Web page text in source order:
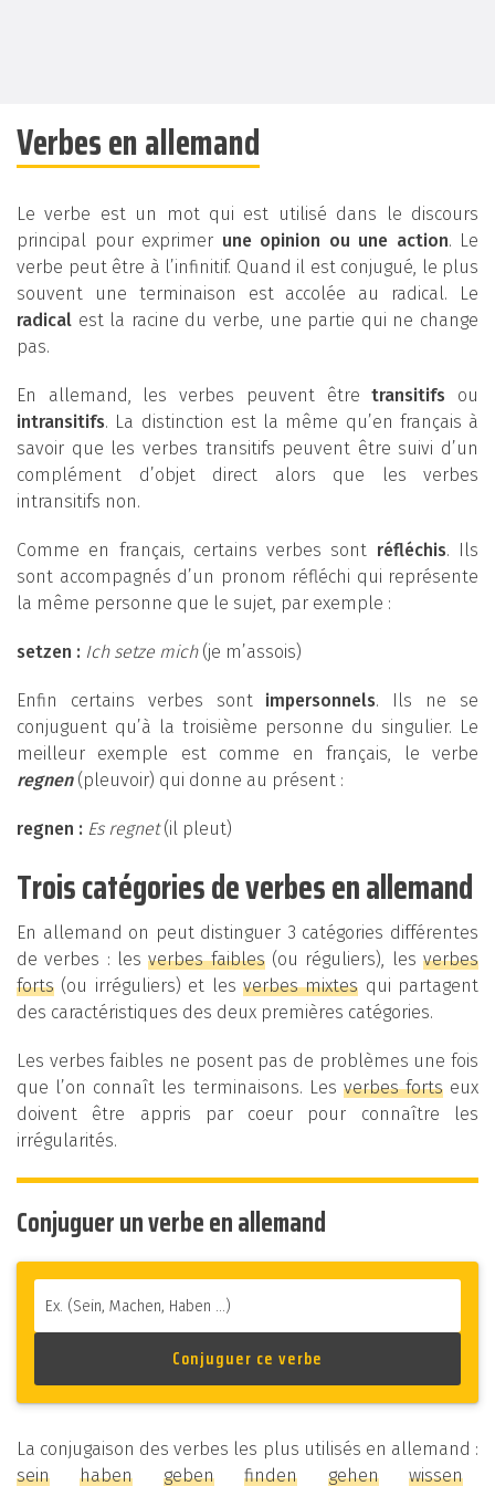
Verbes en allemand
Le verbe est un mot qui est utilisé dans le discours
principal pour exprimer une opinion ou une action. Le
verbe peut être à l’infinitif. Quand il est conjugué, le plus
souvent une terminaison est accolée au radical. Le
radical est la racine du verbe, une partie qui ne change
pas.
En allemand, les verbes peuvent êtretransitifs ou
intransitifs. La distinction est la même qu’en français à
savoir que les verbes transitifs peuvent être suivi d’un
complément d’objet direct alors que les verbes
intransitifs non.
Comme en français, certains verbes sont réfléchis. Ils
sont accompagnés d’un pronom réfléchi qui représente
la même personne que le sujet, par exemple :
setzen : Ich setze mich(je m’assois)
Enfin certains verbes sont impersonnels. Ils ne se
conjuguent qu’à la troisième personne du singulier. Le
meilleur exemple est comme en français, le verbe
regnen(pleuvoir) qui donne au présent :
regnen : Es regnet(il pleut)
Trois catégories de verbes en allemand
En allemand on peut distinguer 3 catégories différentes
de verbes : lesverbes faibles(ou réguliers), lesverbes
forts (ou irréguliers) et les verbes mixtes qui partagent
des caractéristiques des deux premières catégories.
Les verbes faibles ne posent pas de problèmes une fois
que l’on connaît les terminaisons. Les verbes fortseux
doivent être appris par coeur pour connaître les
irrégularités.
Conjuguer un verbe en allemand
La conjugaison des verbes les plus utilisés en allemand :
sein
haben geben finden gehen
wissen